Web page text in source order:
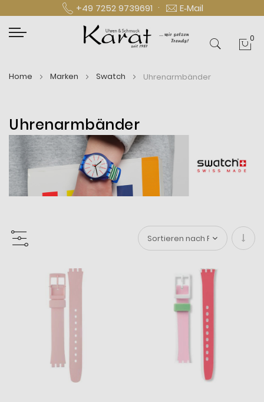
+49 7252 9739691 · E‑Mail
0
Home Marken Swatch Uhrenarmbänder
Uhrenarmbänder
In